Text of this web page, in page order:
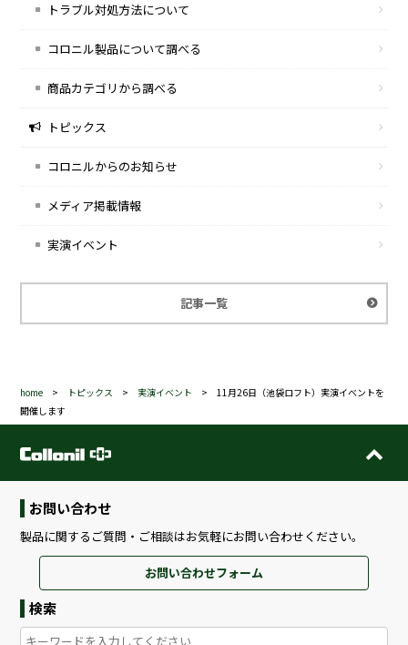
トラブル対処方法について
コロニル製品について調べる
商品カテゴリから調べる
トピックス
コロニルからのお知らせ
メディア掲載情報
実演イベント
記事一覧
home > トピックス > 実演イベント >11月26日（池袋ロフト）実演イベントを
開催します
お問い合わせ
製品に関するご質問・ご相談はお気軽にお問い合わせください。
お問い合わせフォーム
検索